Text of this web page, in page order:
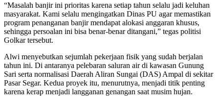
“Masalah banjir ini prioritas karena setiap tahun selalu jadi keluhan
masyarakat. Kami selalu mengingatkan Dinas PU agar memastikan
program penanganan banjir mendapat alokasi anggaran khusus,
sehingga persoalan ini bisa benar-benar ditangani,” tegas politisi
Golkar tersebut.
Alwi menyebutkan sejumlah pekerjaan fisik yang sudah berjalan
tahun ini. Di antaranya pelebaran saluran air di kawasan Gunung
Sari serta normalisasi Daerah Aliran Sungai (DAS) Ampal di sekitar
Pasar Segar. Kedua proyek itu, menurutnya, menjadi titik penting
karena kerap menjadi langganan genangan saat musim hujan.